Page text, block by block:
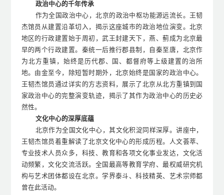
政治中心的千年传承
作为全国政治中心，北京的政治中枢功能源远流长。王韧
杰馆员 从建置沿革切入，揭示这座城市的政治地位演变。北京
地区的行政建置始于周初，武王封建天下，燕、蓟成为北京最
早的两个行政建置。秦统一后推行郡县制，自秦至唐，北京作
为北方重镇，始终是历代郡、国、都督府等上级建置的治所
地。由金至今，除短暂时期外，北京始终是国家的政治中心。
王韧杰馆员 通过详实的方志资料，展示了北京从北方重镇到国
家政治中心的完整演变轨迹，揭示了其作为政治中心的历史必
然性。
文化中心的深厚底蕴
北京作为全国文化中心，其文化积淀同样深厚。讲座中，
王韧杰馆员 着重解读了北京文化中心的形成历程。人文荟萃、
专业技术人员众多，科技、教育和各项文化事业发达，文化活
动频繁，文化交流活跃。全国最高等教育学府、最权威研究机
构与艺术团体都设在北京。学界泰斗、科技精英、艺术宗师都
曾在此活动。